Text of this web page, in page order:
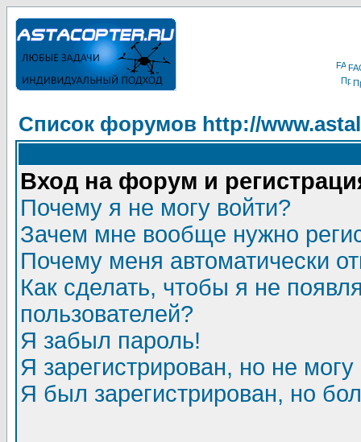
Список форумов http://
Вход на форум и
Почему я не могу войти?
Зачем мне вообще нужно
Почему меня автоматически
Как сделать, чтобы я не
пользователей?
Я забыл пароль!
Я зарегистрирован, но не могу
Я был зарегистрирован, но